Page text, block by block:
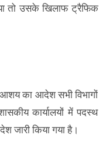
तो उसके खिलाफ ट्रैफिक
आशय का आदेश सभी विभागों
कार्यालयों में पदस्थ
जारी किया गया है।